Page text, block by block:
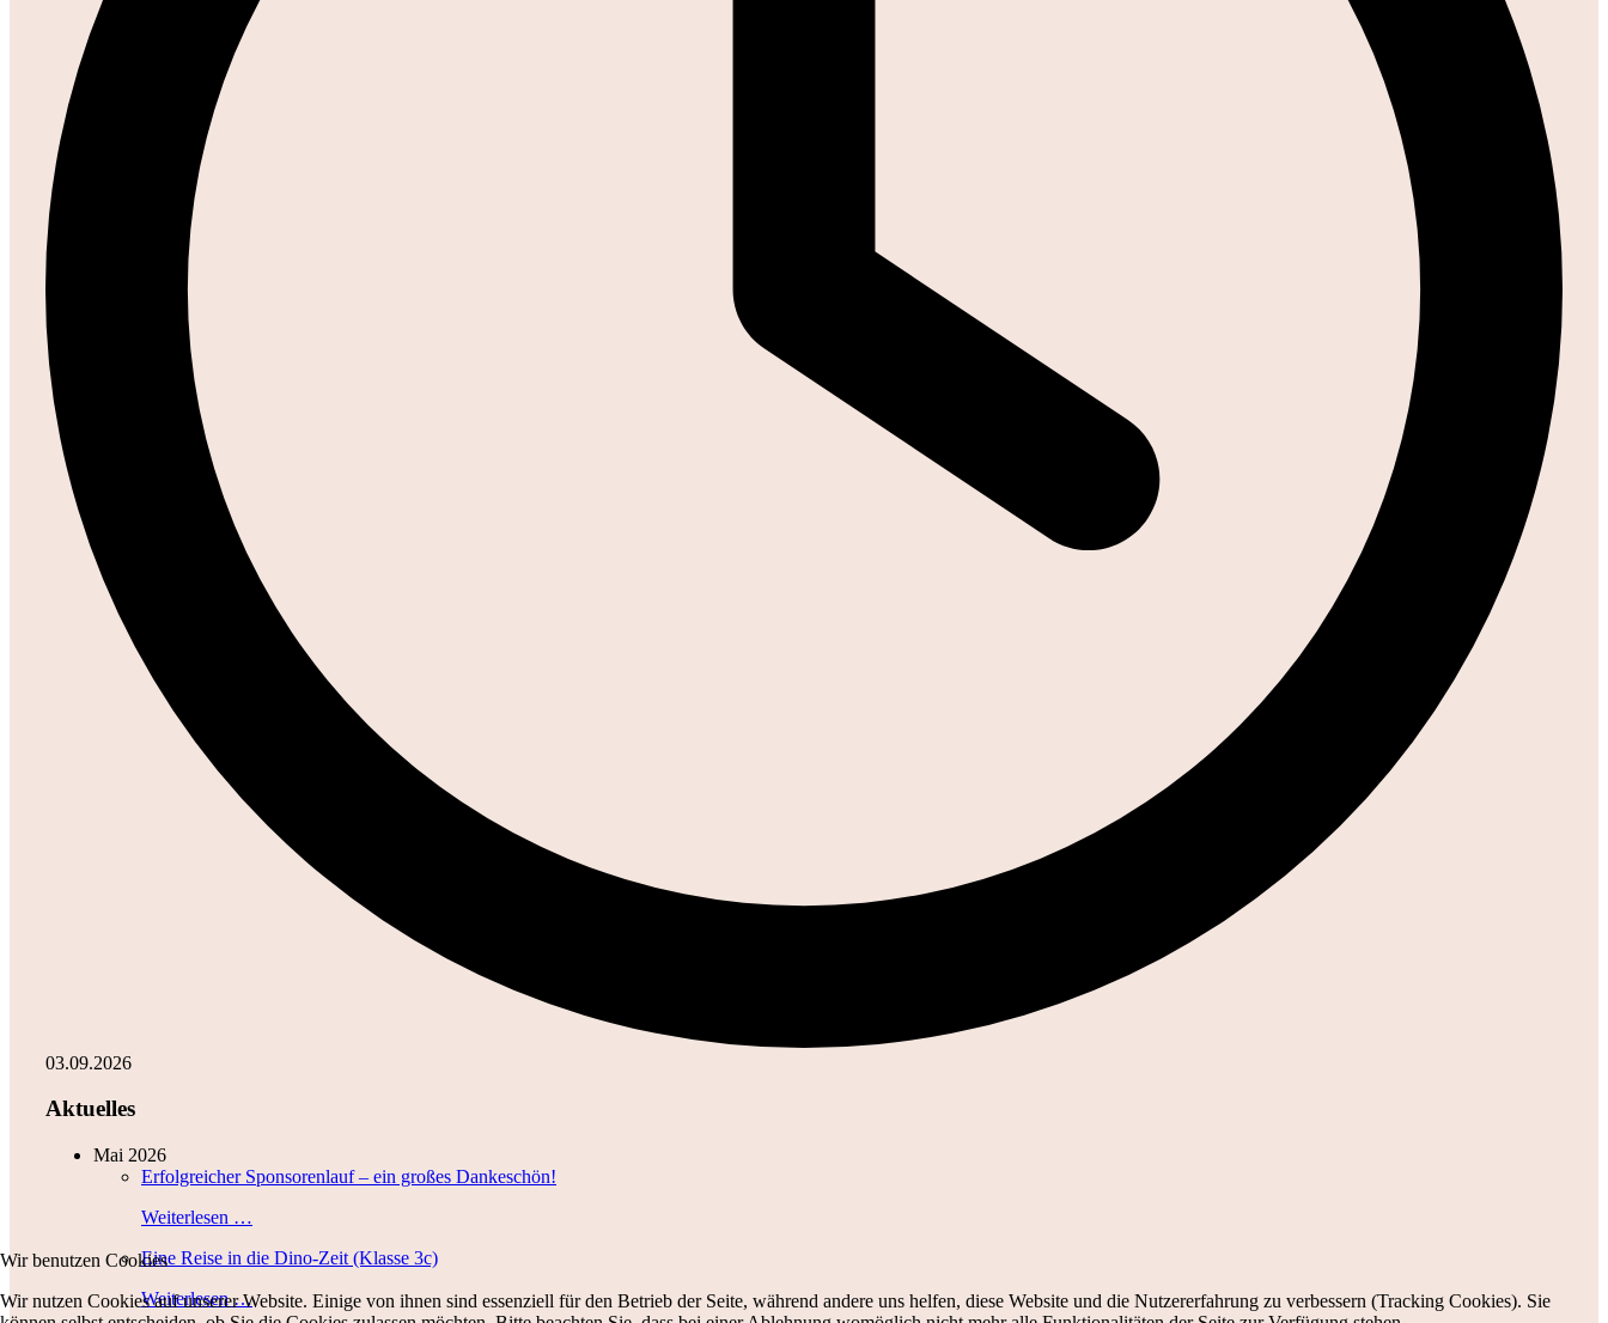
03.09.2026
Aktuelles
Mai 2026
Erfolgreicher Sponsorenlauf – ein großes Dankeschön!
Weiterlesen …
Eine Reise in die Dino-Zeit (Klasse 3c)
Weiterlesen …
Wir benutzen Cookies
Wir nutzen Cookies auf unserer Website. Einige von ihnen sind essenziell für den Betrieb der Seite, während andere uns helfen, diese Website und die Nutzererfahrung zu verbessern (Tracking Cookies). Sie